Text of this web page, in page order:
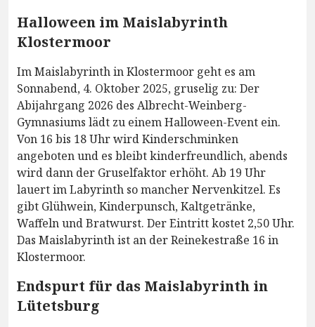
Halloween im Maislabyrinth
Klostermoor
Im Maislabyrinth in Klostermoor geht es am
Sonnabend, 4. Oktober 2025, gruselig zu: Der
Abijahrgang 2026 des Albrecht-Weinberg-
Gymnasiums lädt zu einem Halloween-Event ein.
Von 16 bis 18 Uhr wird Kinderschminken
angeboten und es bleibt kinderfreundlich, abends
wird dann der Gruselfaktor erhöht. Ab 19 Uhr
lauert im Labyrinth so mancher Nervenkitzel. Es
gibt Glühwein, Kinderpunsch, Kaltgetränke,
Waffeln und Bratwurst. Der Eintritt kostet 2,50 Uhr.
Das Maislabyrinth ist an der Reinekestraße 16 in
Klostermoor.
Endspurt für das Maislabyrinth in
Lütetsburg